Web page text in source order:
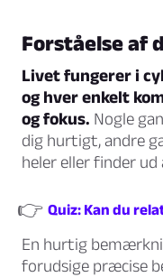
Forståelse af
Livet fungerer i
og hver enkelt
og fokus. Nogle
dig hurtigt, andre
heler eller finder
👉 Quiz: Kan du
En hurtig
forudsige præcise